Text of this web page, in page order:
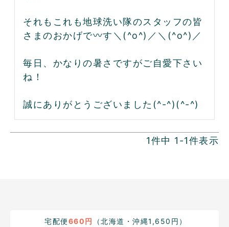
それもこれも地球洗い隊のスタッフの皆
さまのおかげで〰️す＼(^o^)／＼(^o^)／
毎日、かなりの暑さですがご自愛下さい
ね！
誠にありがとうございました(^-^)(^-^)
1件中 1 -1件表示
宅配便660円
（北海道・沖縄1,650円）